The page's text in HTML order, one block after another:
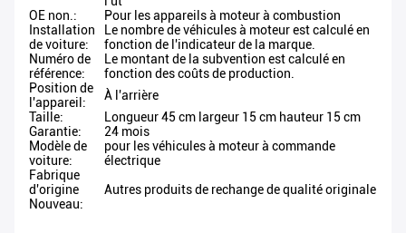
OE non.:
Pour les appareils à moteur à combustion
Installation
de voiture:
Le nombre de véhicules à moteur est calculé en
fonction de l'indicateur de la marque.
Numéro de
référence:
Le montant de la subvention est calculé en
fonction des coûts de production.
Position de
l'appareil:
À l'arrière
Taille:
Longueur 45 cm largeur 15 cm hauteur 15 cm
Garantie:
24 mois
Modèle de
voiture:
pour les véhicules à moteur à commande
électrique
Fabrique
d'origine
Nouveau:
Autres produits de rechange de qualité originale